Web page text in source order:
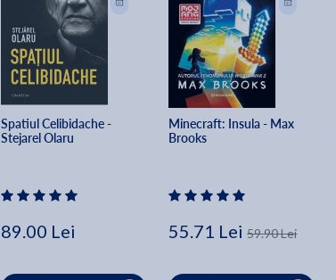
Spatiul Celibidache -
Stejarel Olaru
89.00 Lei
Minecraft: Insula - Max
Brooks
55.71 Lei 59.90 Lei